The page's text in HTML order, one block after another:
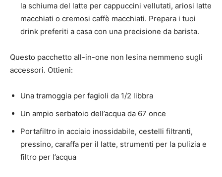
la schiuma del latte per cappuccini vellutati, ariosi latte
macchiati o cremosi caffè macchiati. Prepara i tuoi
drink preferiti a casa con una precisione da barista.
Questo pacchetto all-in-one non lesina nemmeno sugli
accessori. Ottieni:
Una tramoggia per fagioli da 1/2 libbra
Un ampio serbatoio dell’acqua da 67 once
Portafiltro in acciaio inossidabile, cestelli filtranti,
pressino, caraffa per il latte, strumenti per la pulizia e
filtro per l’acqua